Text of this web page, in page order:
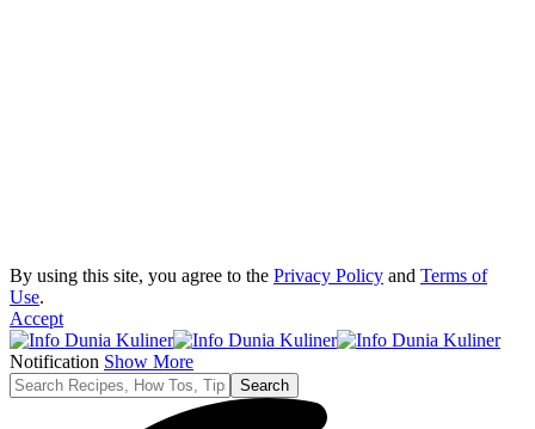
By using this site, you agree to the Privacy Policy and Terms of
Use.
Accept
Notification Show More